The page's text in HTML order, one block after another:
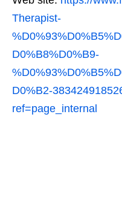
Therapist-
D0%B8%D0%B9-
D0%B2-
ref=page_internal